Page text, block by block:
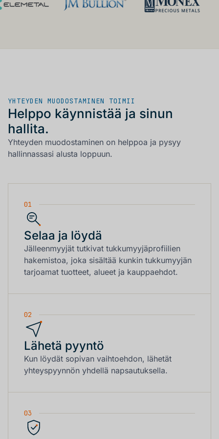
YHTEYDEN MUODOSTAMINEN TOIMII
Helppo käynnistää ja sinun
hallita.
Yhteyden muodostaminen on helppoa ja pysyy
hallinnassasi alusta loppuun.
01
Selaa ja löydä
Jälleenmyyjät tutkivat tukkumyyjäprofiilien
hakemistoa, joka sisältää kunkin tukkumyyjän
tarjoamat tuotteet, alueet ja kauppaehdot.
02
Lähetä pyyntö
Kun löydät sopivan vaihtoehdon, lähetät
yhteyspyynnön yhdellä napsautuksella.
03